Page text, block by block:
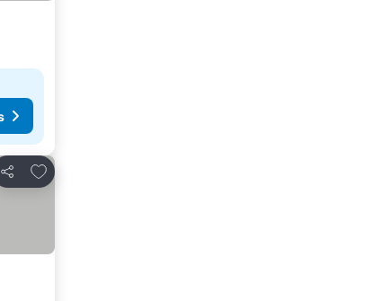
Partilhar
Adicionar aos favoritos